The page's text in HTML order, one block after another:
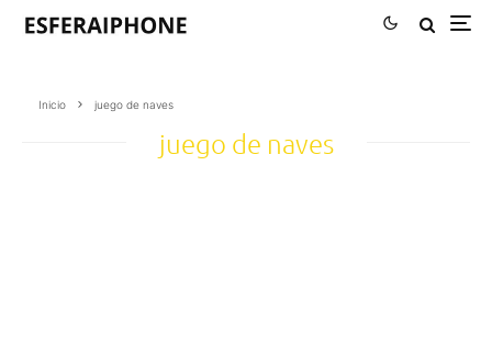
Inicio juego de naves
juego de naves